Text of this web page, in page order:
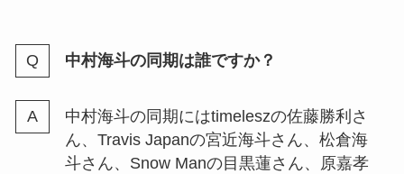
覧！値段や最新のものは？たこ焼
き形がある？
中村海斗の同期は誰ですか？
中村海斗の同期にはtimeleszの佐藤勝利さ
ん、Travis Japanの宮近海斗さん、松倉海
斗さん、Snow Manの目黒蓮さん、原嘉孝